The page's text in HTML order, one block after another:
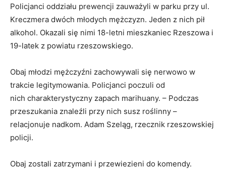
Policjanci oddziału prewencji zauważyli w parku przy ul.
Kreczmera dwóch młodych mężczyzn. Jeden z nich pił
alkohol. Okazali się nimi 18-letni mieszkaniec Rzeszowa i
19-latek z powiatu rzeszowskiego.
Obaj młodzi mężczyźni zachowywali się nerwowo w
trakcie legitymowania. Policjanci poczuli od
nich charakterystyczny zapach marihuany. – Podczas
przeszukania znaleźli przy nich susz roślinny –
relacjonuje nadkom. Adam Szeląg, rzecznik rzeszowskiej
policji.
Obaj zostali zatrzymani i przewiezieni do komendy.